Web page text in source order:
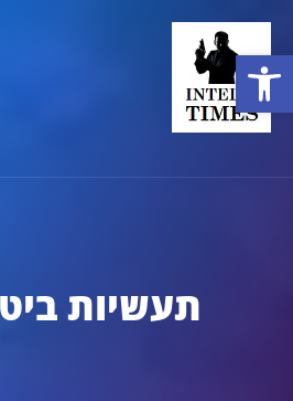
תעשיות
פתח סרגל נגישות